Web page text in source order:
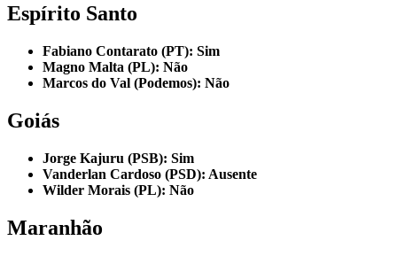
Espírito Santo
Fabiano Contarato (PT): Sim
Magno Malta (PL): Não
Marcos do Val (Podemos): Não
Goiás
Jorge Kajuru (PSB): Sim
Vanderlan Cardoso (PSD): Ausente
Wilder Morais (PL): Não
Maranhão